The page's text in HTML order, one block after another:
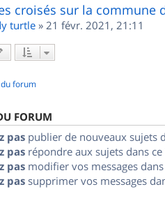
croisés sur la commune
turtle » 21 févr. 2021, 21:11
du forum
FORUM
pas publier de nouveaux sujets
pas répondre aux sujets dans
pas modifier vos messages
pas supprimer vos messages